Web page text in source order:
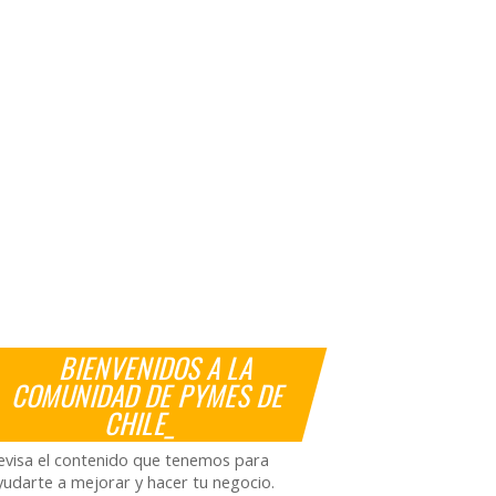
BIENVENIDOS A LA
COMUNIDAD DE PYMES DE
CHILE_
el contenido que tenemos para
a mejorar y hacer tu negocio.